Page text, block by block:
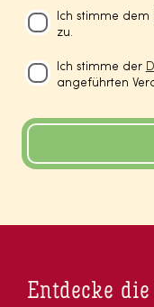
Ich stimme
zu.
Ich stimme der
angeführten
Entdecke